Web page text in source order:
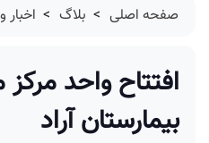
صفحه اصلی > بلاگ > اخبار
افتتاح واحد
بیمارستان آراد